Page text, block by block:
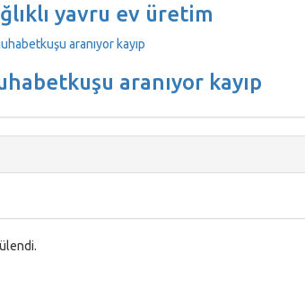
yavru ev üretim
aranıyor kayıp